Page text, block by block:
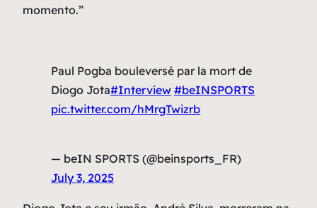
momento.”
Paul Pogba bouleversé par la mort de
Diogo Jota#Interview #beINSPORTS
pic.twitter.com/hMrgTwizrb
— beIN SPORTS (@beinsports_FR)
July 3, 2025